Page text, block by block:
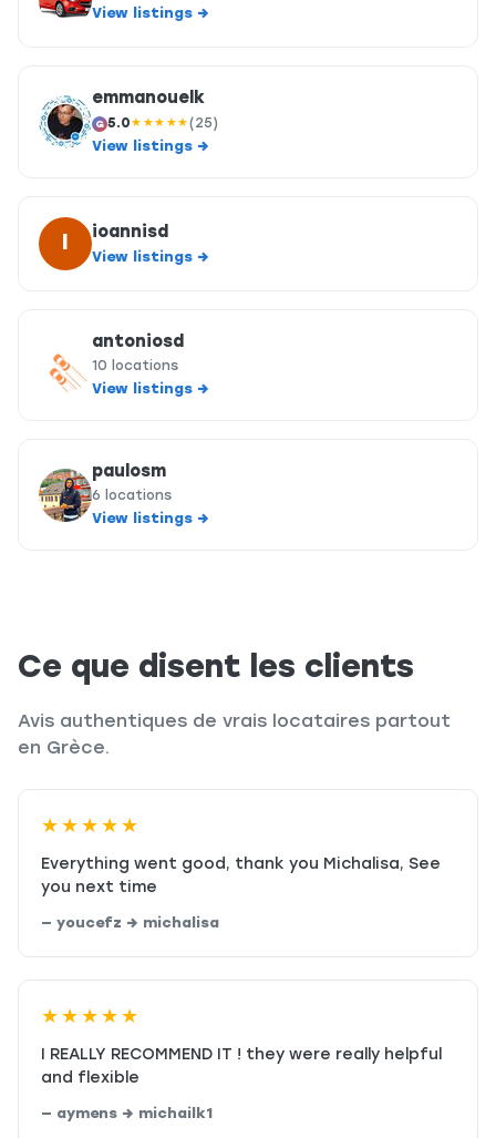
View listings →
emmanouelk
G 5.0★★★★★(25)
View listings →
I
ioannisd
View listings →
antoniosd
10 locations
View listings →
paulosm
6 locations
View listings →
Ce que disent les clients
Avis authentiques de vrais locataires partout
en Grèce.
★★★★★
Everything went good, thank you Michalisa, See
you next time
— youcefz → michalisa
★★★★★
I REALLY RECOMMEND IT ! they were really helpful
and flexible
— aymens → michailk1